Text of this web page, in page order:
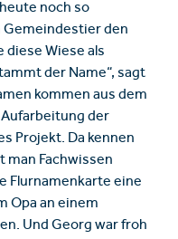
noch so
Gemeindestier den
diese Wiese als
der Name“, sagt
kommen aus dem
der
Projekt. Da kennen
man Fachwissen
Flurnamenkarte eine
Opa an einem
Und Georg war froh